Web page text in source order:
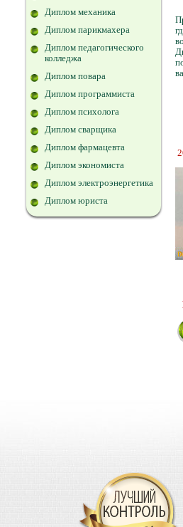
Диплом механика
Диплом парикмахера
Диплом педагогического
колледжа
Диплом повара
Диплом программиста
Диплом психолога
Диплом сварщика
Диплом фармацевта
Диплом экономиста
Диплом электроэнергетика
Диплом юриста